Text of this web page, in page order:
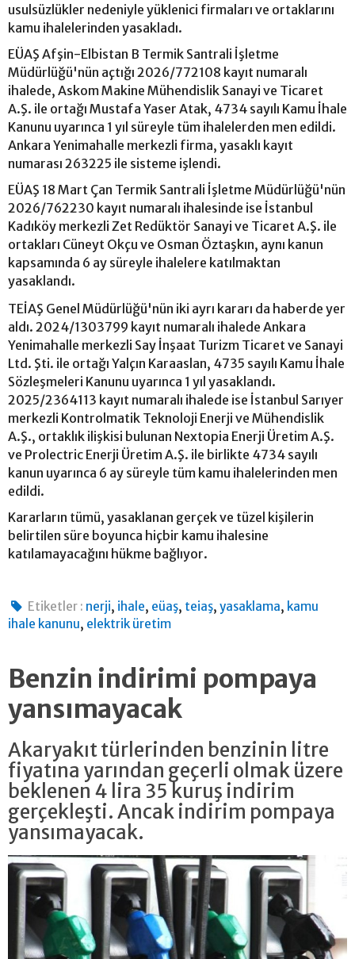
usulsüzlükler nedeniyle yüklenici firmaları ve ortaklarını
kamu ihalelerinden yasakladı.
EÜAŞ Afşin-Elbistan B Termik Santrali İşletme
Müdürlüğü'nün açtığı 2026/772108 kayıt numaralı
ihalede, Askom Makine Mühendislik Sanayi ve Ticaret
A.Ş. ile ortağı Mustafa Yaser Atak, 4734 sayılı Kamu İhale
Kanunu uyarınca 1 yıl süreyle tüm ihalelerden men edildi.
Ankara Yenimahalle merkezli firma, yasaklı kayıt
numarası 263225 ile sisteme işlendi.
EÜAŞ 18 Mart Çan Termik Santrali İşletme Müdürlüğü'nün
2026/762230 kayıt numaralı ihalesinde ise İstanbul
Kadıköy merkezli Zet Redüktör Sanayi ve Ticaret A.Ş. ile
ortakları Cüneyt Okçu ve Osman Öztaşkın, aynı kanun
kapsamında 6 ay süreyle ihalelere katılmaktan
yasaklandı.
TEİAŞ Genel Müdürlüğü'nün iki ayrı kararı da haberde yer
aldı. 2024/1303799 kayıt numaralı ihalede Ankara
Yenimahalle merkezli Say İnşaat Turizm Ticaret ve Sanayi
Ltd. Şti. ile ortağı Yalçın Karaaslan, 4735 sayılı Kamu İhale
Sözleşmeleri Kanunu uyarınca 1 yıl yasaklandı.
2025/2364113 kayıt numaralı ihalede ise İstanbul Sarıyer
merkezli Kontrolmatik Teknoloji Enerji ve Mühendislik
A.Ş., ortaklık ilişkisi bulunan Nextopia Enerji Üretim A.Ş.
ve Prolectric Enerji Üretim A.Ş. ile birlikte 4734 sayılı
kanun uyarınca 6 ay süreyle tüm kamu ihalelerinden men
edildi.
Kararların tümü, yasaklanan gerçek ve tüzel kişilerin
belirtilen süre boyunca hiçbir kamu ihalesine
katılamayacağını hükme bağlıyor.
Etiketler : nerji, ihale, eüaş, teiaş,yasaklama, kamu
ihale kanunu, elektrik üretim
Benzin indirimi pompaya
yansımayacak
Akaryakıt türlerinden benzinin litre
fiyatına yarından geçerli olmak üzere
beklenen 4 lira 35 kuruş indirim
gerçekleşti. Ancak indirim pompaya
yansımayacak.